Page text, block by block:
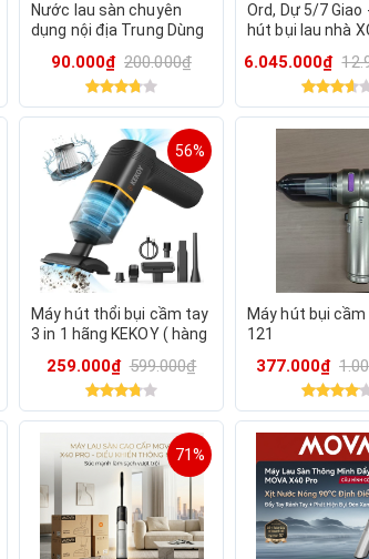
Nước lau sàn chuyên
dụng nội địa Trung Dùng
Robot - Máy lau sàn tỉ lệ
pha 1:200
90.000₫ 200.000₫
Ord, Dự 5/7 Giao
hút bụi lau nhà
Huawei - Hút
6.045.000₫
56%
Máy hút thổi bụi cầm tay
3 in 1 hãng KEKOY ( hàng
259.000₫ 599.000₫
Máy hút bụi cầm
121
377.000₫
71%